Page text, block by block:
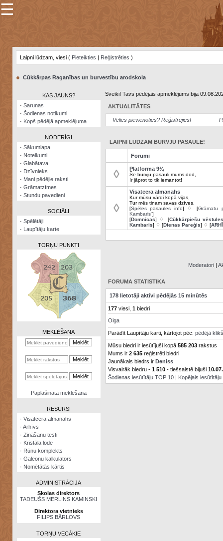
×
Šodienas
notikumi
Visatcera
almanahs
Arhīvs
Zināšanu
kalkulators
Nomētātās
☰
Laipni lūdzam, viesi ( Pieteikties | Reģistrēties )
● Cūkkārpas Raganības un burvestību arodskola
KAS JAUNS?
· Sarunas
· Šodienas notikumi
· Kopš pēdējā apmeklējuma
NODERĪGI
· Sākumlapa
· Noteikumi
· Glabātava
· Dzīvnieks
· Mani pēdējie raksti
· Grāmatzīmes
· Stundu pavedieni
SOCIĀLI
· Spēlētāji
· Laupītāju karte
TORŅU PUNKTI
MEKLĒŠANA
Paplašinātā meklēšana
RESURSI
· Visatcera almanahs
· Arhīvs
· Zināšanu testi
· Kristāla lode
· Rūnu komplekts
· Galeonu kalkulators
· Nomētātās kārtis
ADMINISTRĀCIJA
Skolas direktors
TADEUŠS MERLINS KAMINSKI
Direktora vietnieks
FILIPS BĀRLOVS
TORŅU VECĀKIE
Sveiki! Tavs pēdējais apmeklējums bija
AKTUALITĀTES
Vēlies pievienoties? Reģistrējies!
LAIPNI LŪDZAM BURVJU PASAULĒ!
Forumi
◊ Platforma 9¾
Še burvju pasauli mums dod,
Ir jāprot to tik iemantot!
◊
Visatcera almanahs
Kur mūsu vārdi kopā vijas,
Tur mēs tinam savas dzīves.
[Spēles pasaules info] ♢ [Grāmatu
Kambaris”]
[Domnīcas] ♢ [Cūkkārpiešu vēstules
Kambaris] ♢ [Dienas Pareģis] ♢ [
Moderatori |
FORUMA STATISTIKA
178 lietotāji aktīvi pēdējās 15 minūtēs
177viesi, 1biedri
Olga
Parādīt Laupītāju karti, kārtojot pēc: pēdējā
Mūsu biedri ir iesūtījuši kopā 585 203rakstus
Mums ir 2 635reģistrēti biedri
Jaunākais biedrs ir Deniss
Visvairāk biedru - 1 510- tiešsaistē bijuši
Šodienas iesūtītāju TOP 10| Kopējais iesūtītāju